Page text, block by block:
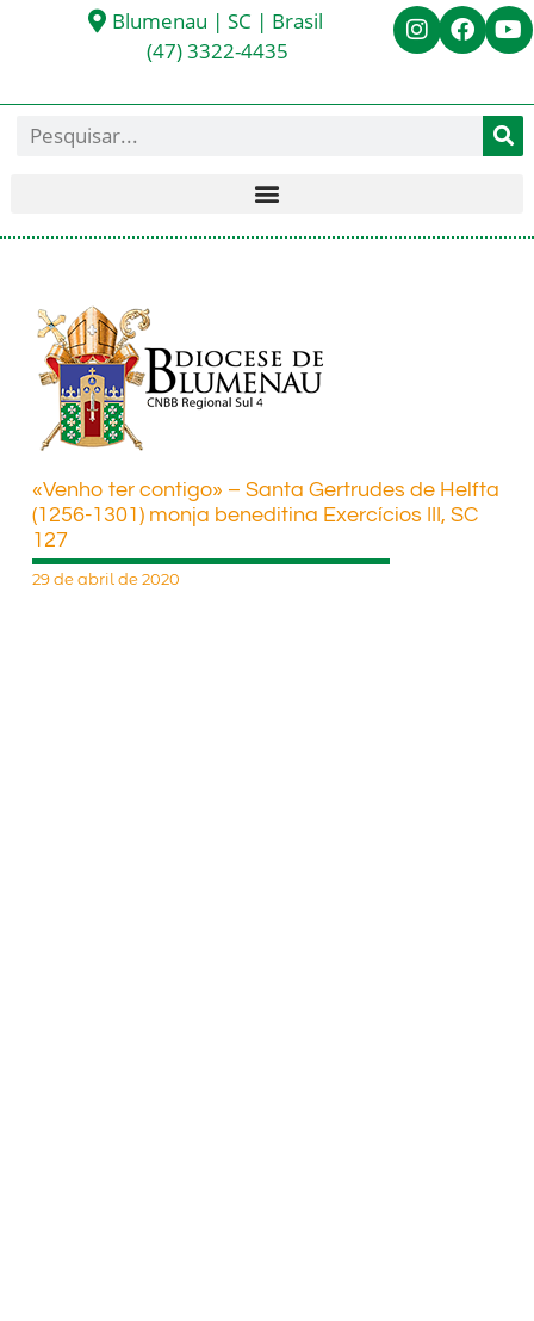
Blumenau | SC | Brasil
(47) 3322-4435
«Venho ter contigo» – Santa Gertrudes de Helfta
(1256-1301) monja beneditina Exercícios III, SC
127
29 de abril de 2020